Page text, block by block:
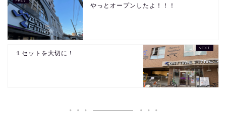
やっとオープンしたよ！！！
１セットを大切に！